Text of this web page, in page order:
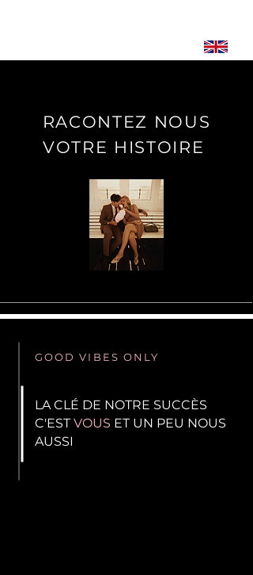
RACONTEZ NOUS
VOTRE HISTOIRE
GOOD VIBES ONLY
LA CLÉ DE NOTRE SUCCÈS
C'ESTVOUS ET UN PEU NOUS
AUSSI